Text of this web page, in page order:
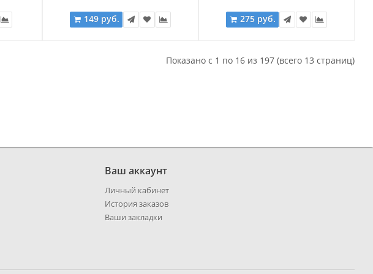
149 руб. 275 руб.
Показано с 1 по 16 из 197 (всего 13 страниц)
Ваш аккаунт
Личный кабинет
История заказов
Ваши закладки